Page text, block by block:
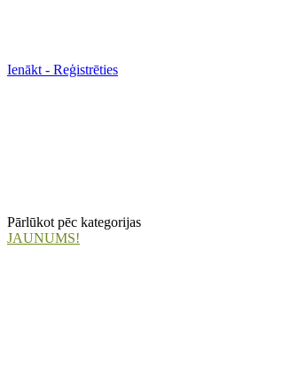
Ienākt - Reģistrēties
Pārlūkot pēc kategorijas
JAUNUMS!